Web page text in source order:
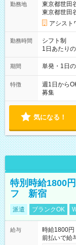
勤務地
東京都世田
東京都世田
アシスト
勤務時間
シフト制
1日あたり
勤務 勤務：月・
可能です！ ※1日あたりの最大実働時間は日勤、夜勤共に勤務し
期間 単発・1日
特徴
週1日から
募集
気になる！
特別時給1800
フ 新宿
派遣 ブランクOK
給与
時給1800
前払いで給